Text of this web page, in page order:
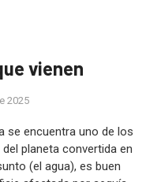
vienen
2025
se encuentra uno de los
planeta convertida en
(el agua), es buen